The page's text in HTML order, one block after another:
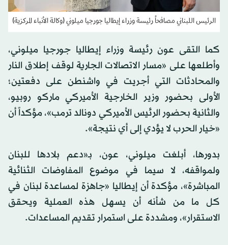
الرئيس اللبناني مصافحاً رئيسة وزراء إيطاليا جورجيا ميلوني (وكالة الأنباء المركزية)
كما التقى عون رئيسة وزراء إيطاليا جورجيا ميلوني،
وأطلعها على «مسار الاتصالات الجارية لوقف إطلاق النار
والمحادثات التي أجريت في واشنطن على دفعتين؛
الأولى بحضور وزير الخارجية الأميركي ماركو روبيو،
والثانية بحضور الرئيس الأميركي دونالد ترمب»، مؤكداً أن
«خيار الحرب لا يؤدي إلى أي نتيجة».
بدورها، أبلغت ميلوني، عون، بـ«دعم بلادها للبنان
ولمواقفه، لا سيما في موضوع المفاوضات الثنائية
المباشرة»، مؤكدة أن إيطاليا «جاهزة لمساعدة لبنان في
كل ما من شأنه أن يسهل هذه العملية ويحقق
الاستقرار»، ومشددة على استمرار تقديم المساعدات.